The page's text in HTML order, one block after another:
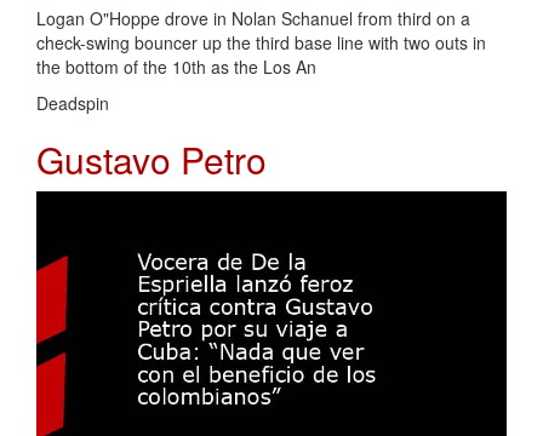
Logan O"Hoppe drove in Nolan Schanuel from third on a
check-swing bouncer up the third base line with two outs in
the bottom of the 10th as the Los An
Deadspin
Gustavo Petro